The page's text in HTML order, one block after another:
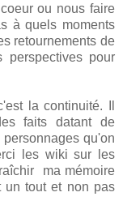
ou nous faire
à quels moments
retournements de
perspectives pour
la continuité. Il
faits datant de
qu'on
les wiki sur les
ma mémoire
un tout et non pas